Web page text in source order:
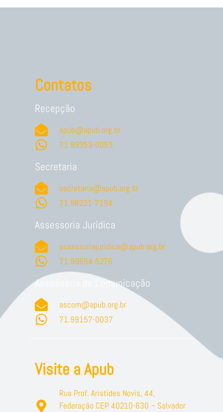
Contatos
Recepção
apub@apub.org.br
71.99353-0053
Secretaria
secretaria@apub.org.br
71.98231-7194
Assessoria Jurídica
assessoriajuridica@apub.org.br
71.99654-5276
Assessoria de Comunicação
ascom@apub.org.br
71.99157-0037
Visite a Apub
Rua Prof. Aristides Novis, 44,
Federação CEP 40210-630 – Salvador